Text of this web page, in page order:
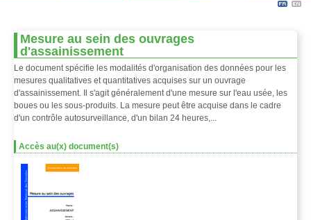
Mesure au sein des ouvrages
d'assainissement
Le document spécifie les modalités d'organisation des données pour les
mesures qualitatives et quantitatives acquises sur un ouvrage
d'assainissement. Il s'agit généralement d'une mesure sur l'eau usée, les
boues ou les sous-produits. La mesure peut être acquise dans le cadre
d'un contrôle autosurveillance, d'un bilan 24 heures,...
Accès au(x) document(s)